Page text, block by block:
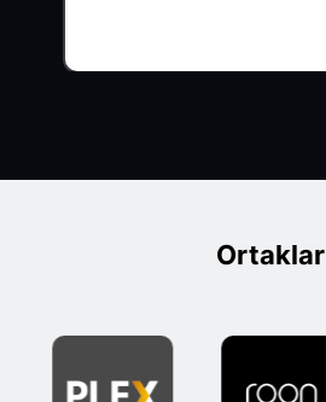
Ortaklar